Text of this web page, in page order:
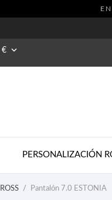
€ 
PERSONALIZACIÓN
Pantalón 7.0 ESTONIA